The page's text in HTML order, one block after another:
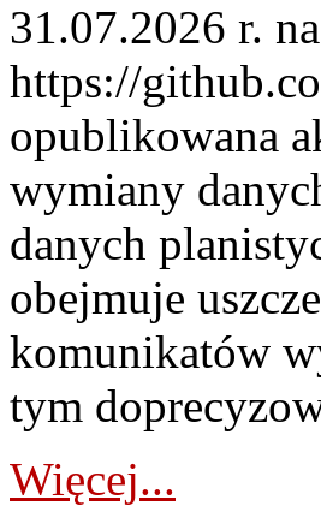
31.07.2026 r.
https://
opublikowana
wymiany
danych
obejmuje
komunikatów
tym
Więcej...